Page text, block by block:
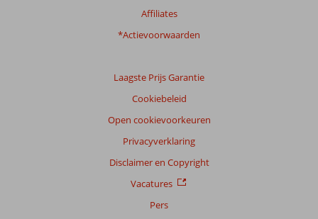
Affiliates
*Actievoorwaarden
Laagste Prijs Garantie
Cookiebeleid
Open cookievoorkeuren
Privacyverklaring
Disclaimer en Copyright
Vacatures
Pers